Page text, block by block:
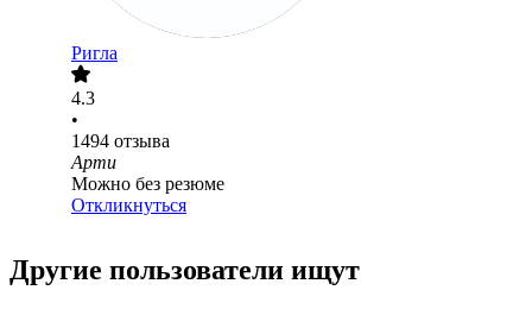
Ригла
4.3
•
1494 отзыва
Арти
Можно без резюме
Откликнуться
Другие пользователи ищут